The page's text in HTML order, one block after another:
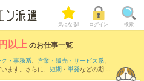
気になる! ログイン 検索
以上のお仕事一覧
・事務系、 営業・販売・サービス系、
ます。さらに、 短期 ・ 単発などの期間